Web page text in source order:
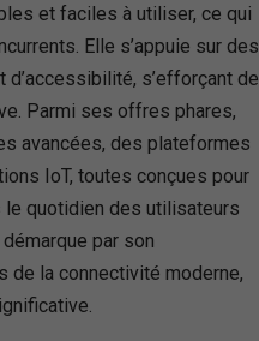
et faciles à utiliser, ce qui
Elle s’appuie sur des
d’accessibilité, s’efforçant de
Parmi ses offres phares,
avancées, des plateformes
IoT, toutes conçues pour
le quotidien des utilisateurs
par son
de la connectivité moderne,